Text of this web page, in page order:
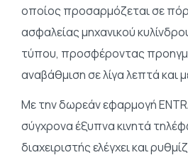
οποίος προσαρμόζεται σε
ασφαλείας μηχανικού
τύπου, προσφέροντας
αναβάθμιση σε λίγα λεπτά και
Με την δωρεάν εφαρμογή
σύγχρονα έξυπνα κινητά
διαχειριστής ελέγχει και